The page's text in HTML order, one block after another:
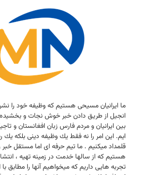
ما ایرانیان مسیحی هستیم كه وظیفه خود را
انجیل از طریق دادن خبر خوش نجات و
بین ایرانیان و مردم فارس زبان افغانستان و
ایم. این امر را نه فقط یك وظیفه دینی بلكه
قلمداد میكنیم . ما تیم حرفه ای اما مستقل
هستیم كه از سالها خدمت در زمینه تهیه ،
تجربه هایی داریم كه میخواهیم آنها را مطابق با